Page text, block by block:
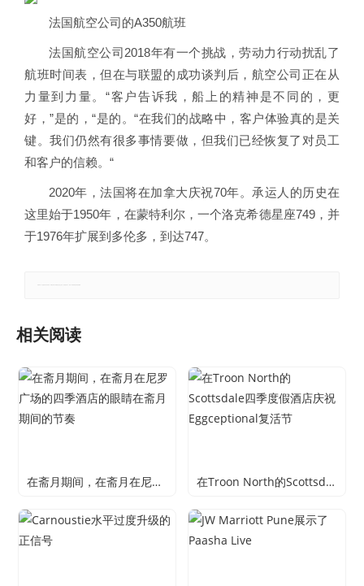
法国航空公司的A350航班
法国航空公司2018年有一个挑战，劳动力行动扰乱了
航班时间表，但在与联盟的成功谈判后，航空公司正在从
力量到力量。“客户告诉我，船上的精神是不同的，更
好，”是的，“是的。“在我们的战略中，客户体验真的是关
键。我们仍然有很多事情要做，但我们已经恢复了对员工
和客户的信赖。“
2020年，法国将在加拿大庆祝70年。承运人的历史在
这里始于1950年，在蒙特利尔，一个洛克希德星座749，并
于1976年扩展到多伦多，到达747。
相关阅读
在斋月期间，在斋月在尼罗广场的四季酒店的眼睛在斋月期间的节奏 在Troon North的Scottsdale四季度假酒店庆祝Eggceptional复活节